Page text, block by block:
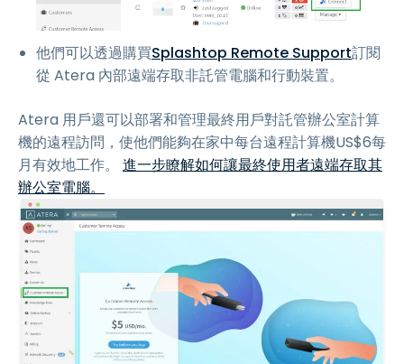
他們可以透過購買Splashtop Remote Support訂閱
從 Atera 內部遠端存取非託管電腦和行動裝置。
Atera 用戶還可以部署和管理最終用戶對託管辦公室計算
機的遠程訪問，使他們能夠在家中每台遠程計算機US$6每
月有效地工作。 進一步瞭解如何讓最終使用者遠端存取其
辦公室電腦。